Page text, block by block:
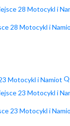
28 Motocykl i
23 Motocykl i